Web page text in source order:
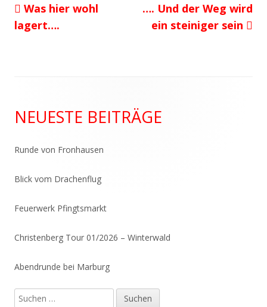
Beitragsnavigation
Vorheriger
Beitrag:
Was hier wohl
lagert….
Nächster
Beitrag
…. Und der Weg wird
ein steiniger sein
Seitenleiste
NEUESTE BEITRÄGE
Runde von Fronhausen
Blick vom Drachenflug
Feuerwerk Pfingtsmarkt
Christenberg Tour 01/2026 – Winterwald
Abendrunde bei Marburg
Suchen